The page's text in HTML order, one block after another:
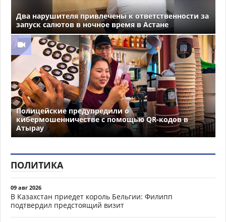
Два нарушителя привлечены к ответственности за
запуск салютов в ночное время в Астане
Полицейские предупредили о
кибермошенничестве с помощью QR-кодов в
Атырау
ПОЛИТИКА
09 авг 2026
В Казахстан приедет король Бельгии: Филипп
подтвердил предстоящий визит